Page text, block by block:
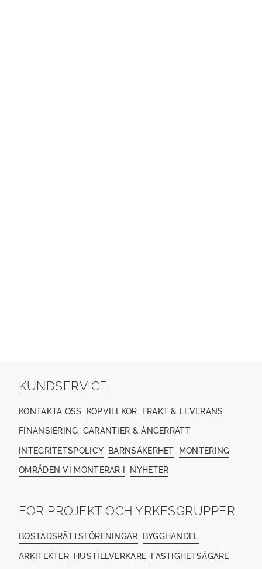
KUNDSERVICE
KONTAKTA OSS KÖPVILLKOR FRAKT & LEVERANS
FINANSIERING GARANTIER & ÅNGERRÄTT
INTEGRITETSPOLICY BARNSÄKERHET MONTERING
OMRÅDEN VI MONTERAR I NYHETER
FÖR PROJEKT OCH YRKESGRUPPER
BOSTADSRÄTTSFÖRENINGAR BYGGHANDEL
ARKITEKTER HUSTILLVERKARE FASTIGHETSÄGARE